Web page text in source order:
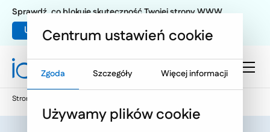
Umów warsztat UX
Sprawdź, co blokuje skuteczność Twojej strony WWW
Strona główna
Centrum ustawień cookie
Zgoda Szczegóły Więcej informacji
Używamy plików cookie